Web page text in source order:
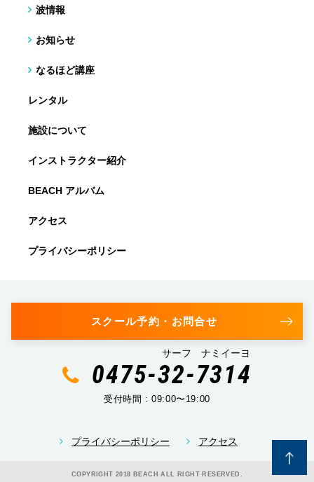
波情報
お知らせ
なるほど講座
レンタル
施設について
インストラクター紹介
BEACH アルバム
アクセス
プライバシーポリシー
スクール予約・お問合せ
サーフ ナミイーヨ
0475-32-7314
受付時間 : 09:00〜19:00
プライバシーポリシー アクセス
COPYRIGHT 2018 BEACH ALL RIGHT RESERVED.